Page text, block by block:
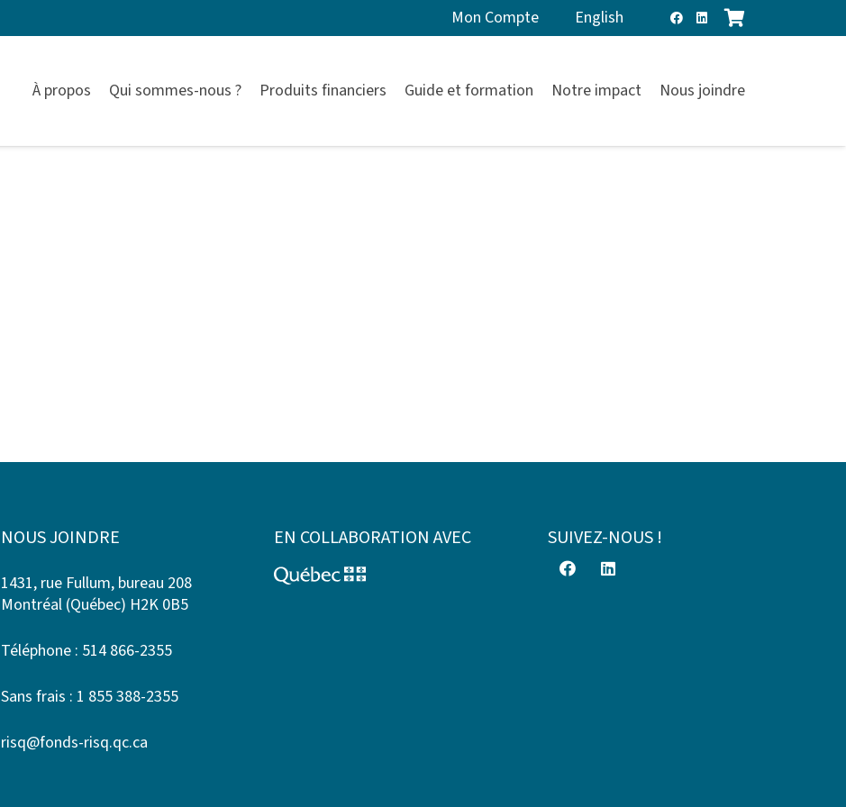
Mon Compte English
À propos Qui sommes-nous ? Produits financiers Guide et formation Notre impact Nous joindre
NOUS JOINDRE
1431, rue Fullum, bureau 208
Montréal (Québec) H2K 0B5
Téléphone : 514 866-2355
Sans frais : 1 855 388-2355
risq@fonds-risq.qc.ca
EN COLLABORATION AVEC SUIVEZ-NOUS !